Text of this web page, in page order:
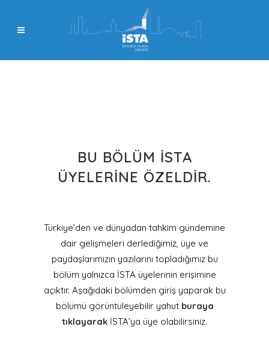
BU BÖLÜM İSTA
ÜYELERINE ÖZELDIR.
Türkiye’den ve dünyadan tahkim gündemine
dair gelişmeleri derlediğimiz, üye ve
paydaşlarımızın yazılarını topladığımız bu
bölüm yalnızca İSTA üyelerinin erişimine
açıktır. Aşağıdaki bölümden giriş yaparak bu
bölümü görüntüleyebilir yahut buraya
tıklayarak İSTA’ya üye olabilirsiniz.